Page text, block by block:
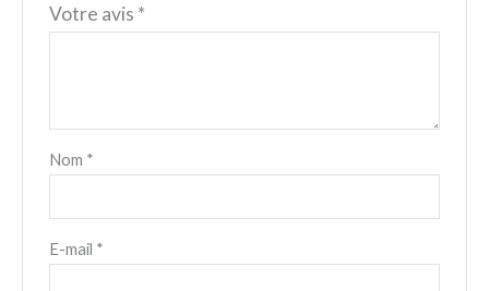
Votre avis *
Nom *
E-mail *